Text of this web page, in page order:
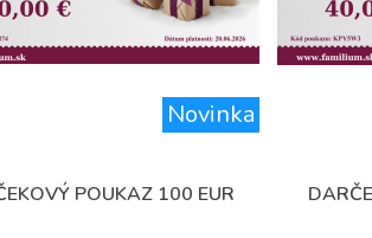
Novinka
Obľúbené
POUKAZ 100 EUR